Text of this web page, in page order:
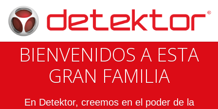
BIENVENIDOS A ESTA
GRAN FAMILIA
En Detektor, creemos en el poder de la